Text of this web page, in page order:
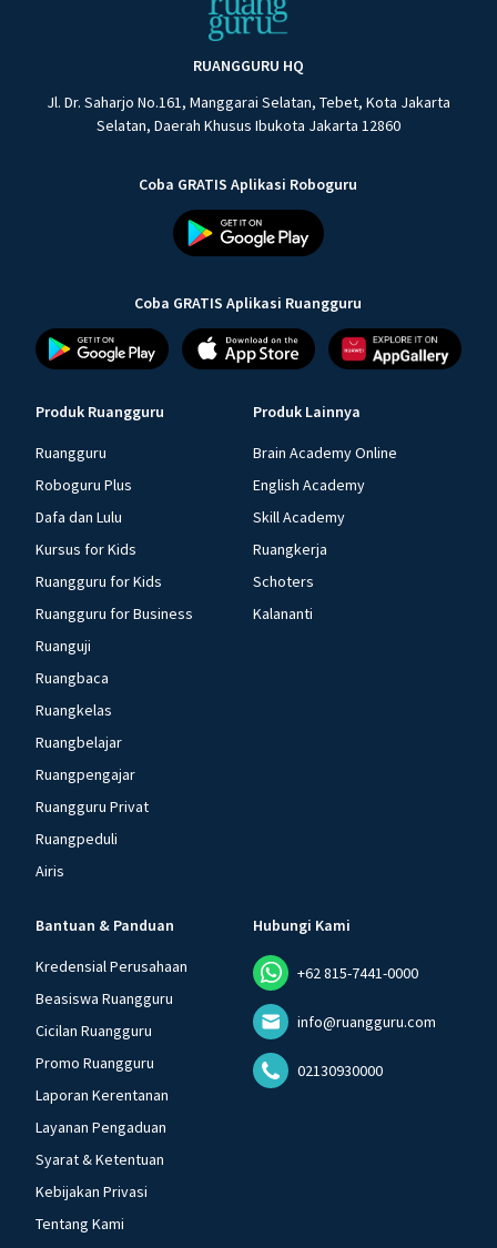
RUANGGURU HQ
Jl. Dr. Saharjo No.161, Manggarai Selatan, Tebet, Kota Jakarta
Selatan, Daerah Khusus Ibukota Jakarta 12860
Coba GRATIS Aplikasi Roboguru
Coba GRATIS Aplikasi Ruangguru
Produk Ruangguru
Ruangguru
Roboguru Plus
Dafa dan Lulu
Kursus for Kids
Ruangguru for Kids
Ruangguru for Business
Ruanguji
Ruangbaca
Ruangkelas
Ruangbelajar
Ruangpengajar
Ruangguru Privat
Ruangpeduli
Airis
Produk Lainnya
Brain Academy Online
English Academy
Skill Academy
Ruangkerja
Schoters
Kalananti
Bantuan & Panduan
Kredensial Perusahaan
Beasiswa Ruangguru
Cicilan Ruangguru
Promo Ruangguru
Laporan Kerentanan
Layanan Pengaduan
Syarat & Ketentuan
Kebijakan Privasi
Tentang Kami
Hubungi Kami
+62 815-7441-0000
info@ruangguru.com
02130930000